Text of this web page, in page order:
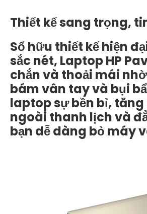
Thiết kế sang trọng,
Sổ hữu thiết kế hiện
sắc nét, Laptop HP
chắn và thoải mái
bám vân tay và bụi
laptop sự bền bỉ,
ngoài thanh lịch và
bạn dễ dàng bỏ máy